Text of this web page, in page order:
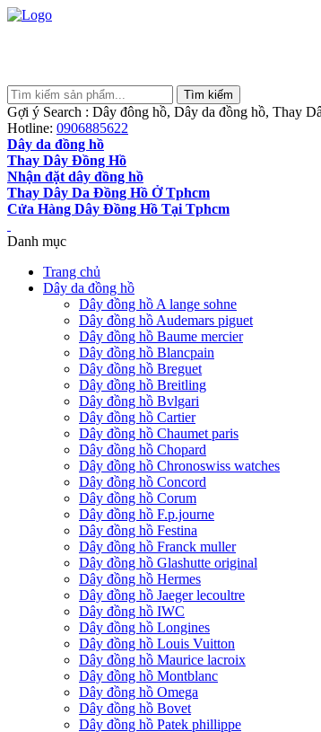
Gợi ý Search : Dây đông hồ, Dây da đồng hồ, Thay
Hotline: 0906885622
Dây da đồng hồ
Thay Dây Đồng Hồ
Nhận đặt dây đồng hồ
Thay Dây Da Đồng Hồ Ở Tphcm
Cửa Hàng Dây Đồng Hồ Tại Tphcm
Danh mục
Trang chủ
Dây da đồng hồ
Dây đồng hồ A lange sohne
Dây đồng hồ Audemars piguet
Dây đồng hồ Baume mercier
Dây đồng hồ Blancpain
Dây đồng hồ Breguet
Dây đồng hồ Breitling
Dây đồng hồ Bvlgari
Dây đồng hồ Cartier
Dây đồng hồ Chaumet paris
Dây đồng hồ Chopard
Dây đồng hồ Chronoswiss watches
Dây đồng hồ Concord
Dây đồng hồ Corum
Dây đồng hồ F.p.journe
Dây đồng hồ Festina
Dây đồng hồ Franck muller
Dây đồng hồ Glashutte original
Dây đồng hồ Hermes
Dây đồng hồ Jaeger lecoultre
Dây đồng hồ IWC
Dây đồng hồ Longines
Dây đồng hồ Louis Vuitton
Dây đồng hồ Maurice lacroix
Dây đồng hồ Montblanc
Dây đồng hồ Omega
Dây đồng hồ Bovet
Dây đồng hồ Patek phillippe